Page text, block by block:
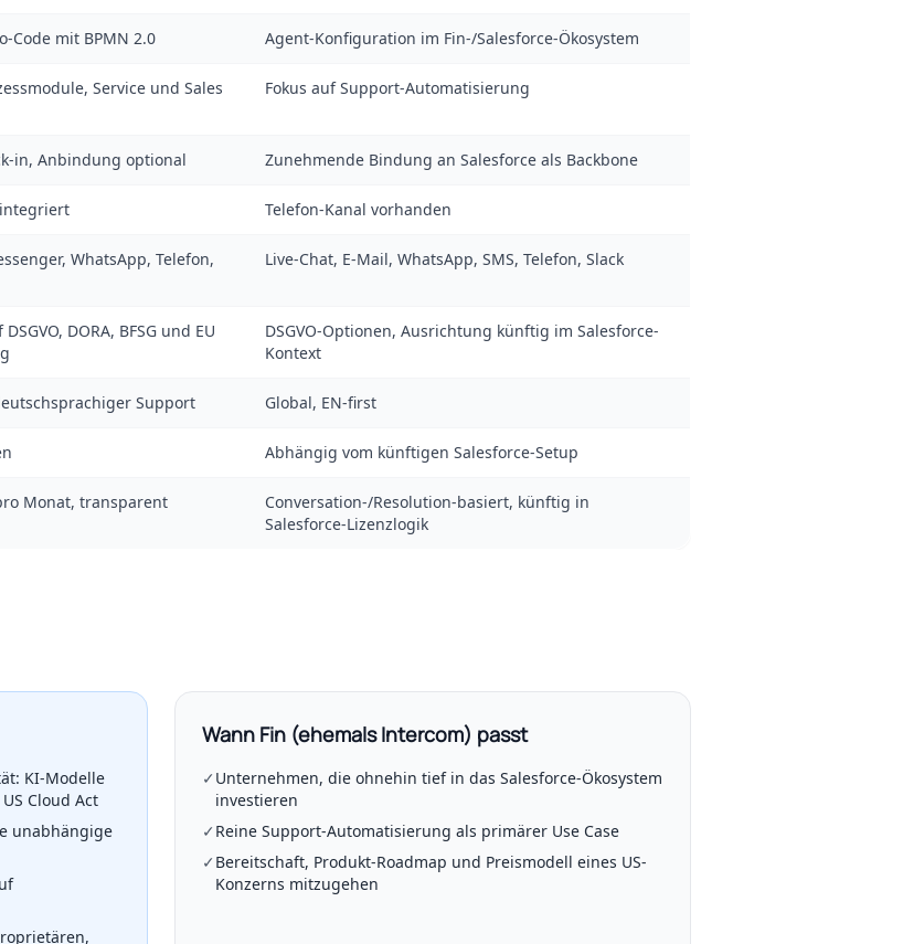
Code mit BPMN 2.0 Agent-Konfiguration im Fin-/Salesforce-Ökosystem
Service und Sales Fokus auf Support-Automatisierung
in, Anbindung optional Zunehmende Bindung an Salesforce als Backbone
Telefon-Kanal vorhanden
WhatsApp, Telefon,
Live-Chat, E-Mail, WhatsApp, SMS, Telefon, Slack
DORA, BFSG und EU
DSGVO-Optionen, Ausrichtung künftig im Salesforce-
Kontext
Support Global, EN-first
Abhängig vom künftigen Salesforce-Setup
Monat, transparent
Conversation-/Resolution-basiert, künftig in
Salesforce-Lizenzlogik
KI-Modelle
Cloud Act
unabhängige
Wann Fin (ehemals Intercom) passt
✓Unternehmen, die ohnehin tief in das Salesforce-Ökosystem
investieren
✓Reine Support-Automatisierung als primärer Use Case
✓Bereitschaft, Produkt-Roadmap und Preismodell eines US-
Konzerns mitzugehen